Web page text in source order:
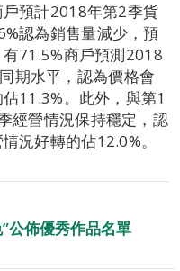
預計2018年第2季貨
認為銷售量減少，預
71.5%商戶預測2018
期水平，認為價格會
11.3%。此外，與第1
經營情況保持穩定，認
況好轉的佔12.0%。
公佈優秀作品名單